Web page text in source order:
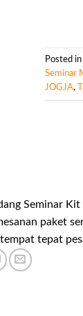
Posted in
Seminar
JOGJA,
Seminar
paket
tepat